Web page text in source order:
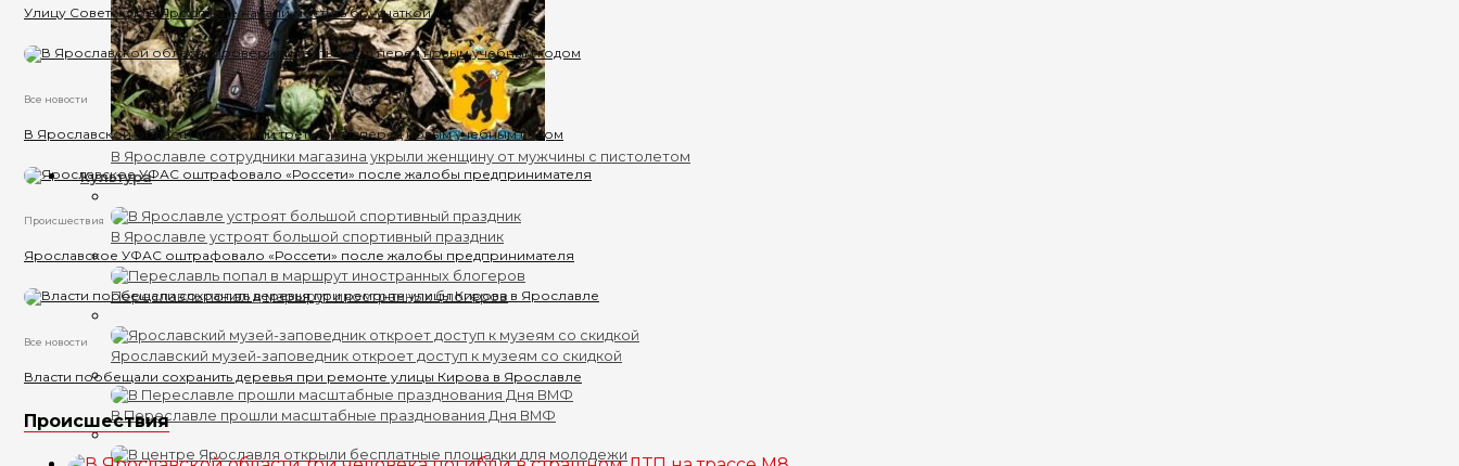
В Ярославле сотрудники магазина укрыли женщину от мужчины с пистолетом
Культура
В Ярославле устроят большой спортивный праздник
Переславль попал в маршрут иностранных блогеров
Ярославский музей-заповедник откроет доступ к музеям со скидкой
В Переславле прошли масштабные празднования Дня ВМФ
Улицу Советскую в Ярославле начали мостить брусчаткой
Все новости
В Ярославской области проверили треть школ перед новым учебным годом
Происшествия
Ярославское УФАС оштрафовало «Россети» после жалобы предпринимателя
Все новости
Власти пообещали сохранить деревья при ремонте улицы Кирова в Ярославле
Происшествия